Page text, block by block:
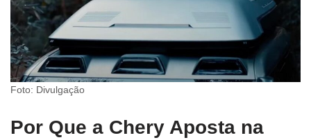
Foto: Divulgação
Por Que a Chery Aposta na